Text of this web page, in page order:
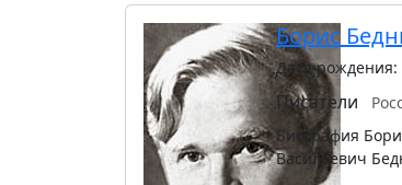
Борис
Дата рождения:
Писатели
Биография
Васильевич